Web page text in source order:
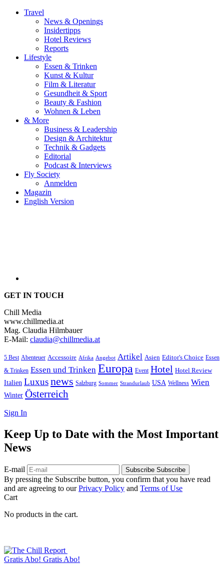
Travel
News & Openings
Insidertipps
Hotel Reviews
Reports
Lifestyle
Essen & Trinken
Kunst & Kultur
Film & Literatur
Gesundheit & Sport
Beauty & Fashion
Wohnen & Leben
& More
Business & Leadership
Design & Architektur
Technik & Gadgets
Editorial
Podcast & Interviews
Fly Society
Anmelden
Magazin
English Version
GET IN TOUCH
Chill Media
www.chillmedia.at
Mag. Claudia Hilmbauer
E-Mail: claudia@chillmedia.at
5 Best Abenteuer Accessoire Afrika Angebot Artikel Asien Editor's Choice Essen
& Trinken Essen und Trinken Europa Event Hotel Hotel Review
Italien Luxusnews Salzburg Sommer Strandurlaub USA Wellness Wien
Winter Österreich
Sign In
Keep Up to Date with the Most Important
News
E-mail Subscribe Subscribe
By pressing the Subscribe button, you confirm that you have read
and are agreeing to ourPrivacy Policy and Terms of Use
Cart
No products in the cart.
Gratis Abo! Gratis Abo!